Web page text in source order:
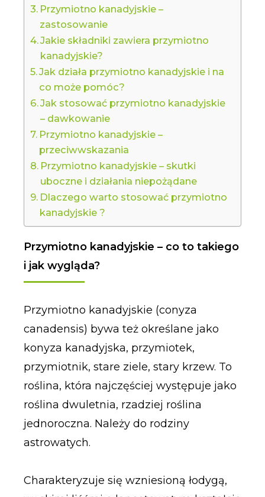
Przymiotno kanadyjskie –
zastosowanie
Jakie składniki zawiera przymiotno
kanadyjskie?
Jak działa przymiotno kanadyjskie i na
co może pomóc?
Jak stosować przymiotno kanadyjskie
– dawkowanie
Przymiotno kanadyjskie –
przeciwwskazania
Przymiotno kanadyjskie – skutki
uboczne i działania niepożądane
Dlaczego warto stosować przymiotno
kanadyjskie ?
Przymiotno kanadyjskie – co to takiego
i jak wygląda?
Przymiotno kanadyjskie (conyza
canadensis) bywa też określane jako
konyza kanadyjska, przymiotek,
przymiotnik, stare ziele, stary krzew. To
roślina, która najczęściej występuje jako
roślina dwuletnia, rzadziej roślina
jednoroczna. Należy do rodziny
astrowatych.
Charakteryzuje się wzniesioną łodygą,